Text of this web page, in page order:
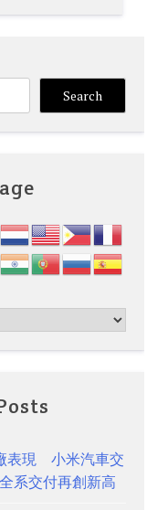
Search
表現 小米汽車交
系交付再創新高